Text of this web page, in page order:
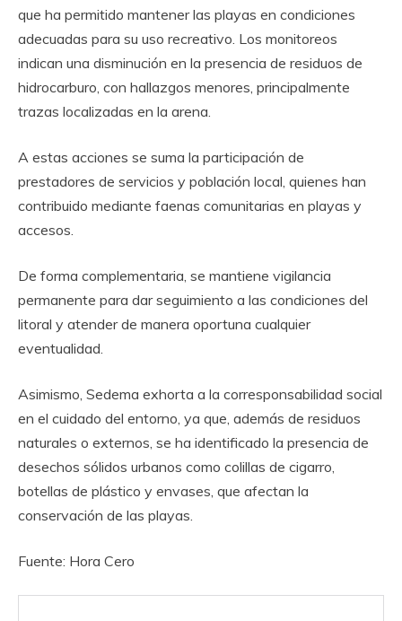
que ha permitido mantener las playas en condiciones
adecuadas para su uso recreativo. Los monitoreos
indican una disminución en la presencia de residuos de
hidrocarburo, con hallazgos menores, principalmente
trazas localizadas en la arena.
A estas acciones se suma la participación de
prestadores de servicios y población local, quienes han
contribuido mediante faenas comunitarias en playas y
accesos.
De forma complementaria, se mantiene vigilancia
permanente para dar seguimiento a las condiciones del
litoral y atender de manera oportuna cualquier
eventualidad.
Asimismo, Sedema exhorta a la corresponsabilidad social
en el cuidado del entorno, ya que, además de residuos
naturales o externos, se ha identificado la presencia de
desechos sólidos urbanos como colillas de cigarro,
botellas de plástico y envases, que afectan la
conservación de las playas.
Fuente: Hora Cero